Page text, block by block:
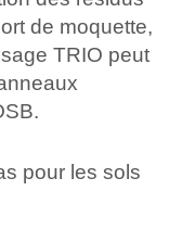
de moquette,
TRIO peut
pour les sols